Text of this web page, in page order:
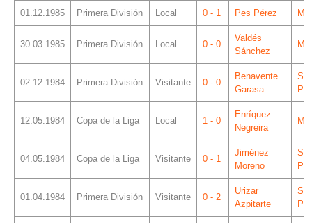
01.12.1985 Primera División Local 0 - 1 Pes Pérez
30.03.1985 Primera División Local 0 - 0
Valdés
Sánchez
02.12.1984 Primera División Visitante 0 - 0
Benavente
Garasa
12.05.1984 Copa de la Liga Local 1 - 0
Enríquez
Negreira
04.05.1984 Copa de la Liga Visitante 0 - 1
Jiménez
Moreno
01.04.1984 Primera División Visitante 0 - 2
Urizar
Azpitarte